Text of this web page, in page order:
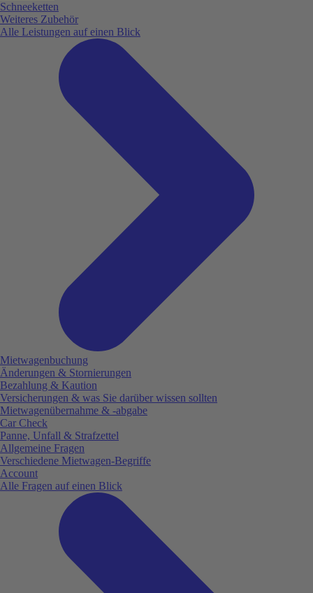
Schneeketten
Weiteres Zubehör
Alle Leistungen auf einen Blick
Mietwagenbuchung
Änderungen & Stornierungen
Bezahlung & Kaution
Versicherungen & was Sie darüber wissen sollten
Mietwagenübernahme & -abgabe
Car Check
Panne, Unfall & Strafzettel
Allgemeine Fragen
Verschiedene Mietwagen-Begriffe
Account
Alle Fragen auf einen Blick